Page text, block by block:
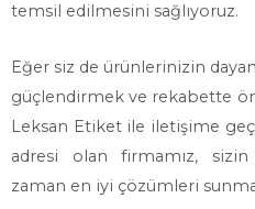
temsil edilmesini sağlıyoruz.
Eğer siz de ürünlerinizin
güçlendirmek ve rekabette
Leksan Etiket ile iletişime
adresi olan firmamız,
zaman en iyi çözümleri